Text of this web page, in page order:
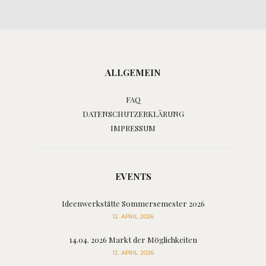
ALLGEMEIN
FAQ
DATENSCHUTZERKLÄRUNG
IMPRESSUM
EVENTS
Ideenwerkstätte Sommersemester 2026
12. APRIL 2026
14.04. 2026 Markt der Möglichkeiten
12. APRIL 2026